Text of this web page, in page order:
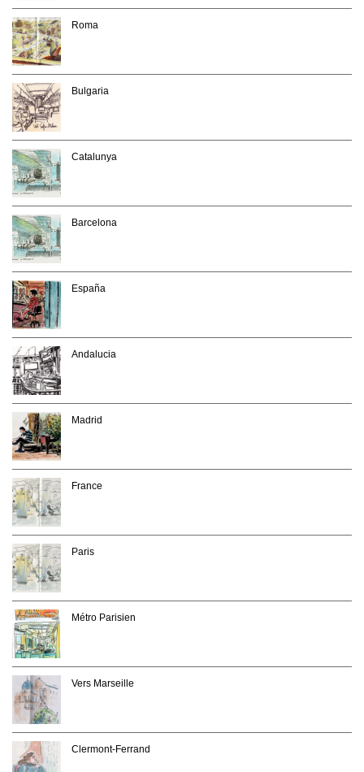
Roma
Bulgaria
Catalunya
Barcelona
España
Andalucia
Madrid
France
Paris
Métro Parisien
Vers Marseille
Clermont-Ferrand